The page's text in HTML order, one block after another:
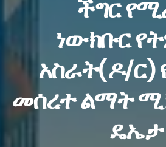
ችግር
ነውክቡር
አስራት(ዶ/ር)
መሰረተ ልማት
ዴኤታ